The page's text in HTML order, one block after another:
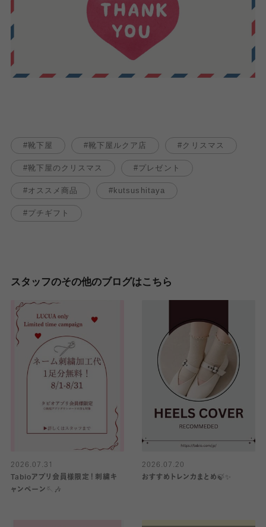
靴下屋 靴下屋ルクア店 クリスマス
靴下屋のクリスマス プレゼント
オススメ商品 kutsushitaya
プチギフト
スタッフのその他のブログはこちら
2026.07.31
Tabioアプリ会員様限定！刺繍キ
ャンペーン🪡🎶
2026.07.20
おすすめトレンカまとめ🍃✨